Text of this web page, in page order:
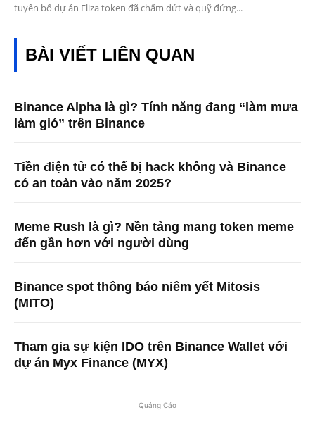
tuyên bố dự án Eliza token đã chấm dứt và quỹ đứng...
BÀI VIẾT LIÊN QUAN
Binance Alpha là gì? Tính năng đang “làm mưa
làm gió” trên Binance
Tiền điện tử có thể bị hack không và Binance
có an toàn vào năm 2025?
Meme Rush là gì? Nền tảng mang token meme
đến gần hơn với người dùng
Binance spot thông báo niêm yết Mitosis
(MITO)
Tham gia sự kiện IDO trên Binance Wallet với
dự án Myx Finance (MYX)
Quảng Cáo